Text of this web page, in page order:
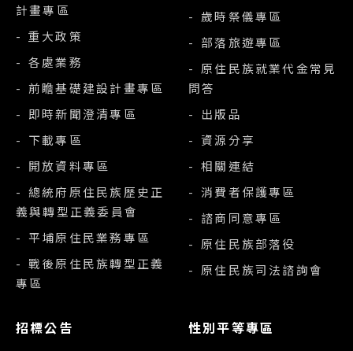
計畫專區
- 重大政策
- 各處業務
- 前瞻基礎建設計畫專區
- 即時新聞澄清專區
- 下載專區
- 開放資料專區
- 總統府原住民族歷史正
義與轉型正義委員會
- 平埔原住民業務專區
- 戰後原住民族轉型正義
專區
- 歲時祭儀專區
- 部落旅遊專區
- 原住民族就業代金常見
問答
- 出版品
- 資源分享
- 相關連結
- 消費者保護專區
- 諮商同意專區
- 原住民族部落役
- 原住民族司法諮詢會
招標公告 性別平等專區